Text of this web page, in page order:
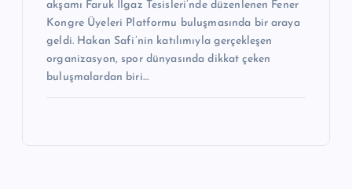
akşamı Faruk Ilgaz Tesisleri’nde düzenlenen Fener
Kongre Üyeleri Platformu buluşmasında bir araya
geldi. Hakan Safi’nin katılımıyla gerçekleşen
organizasyon, spor dünyasında dikkat çeken
buluşmalardan biri…